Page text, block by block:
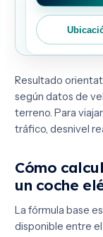
Resultado
según datos de
terreno. Para
tráfico, desnivel
Cómo
un coche
La fórmula base
disponible entre